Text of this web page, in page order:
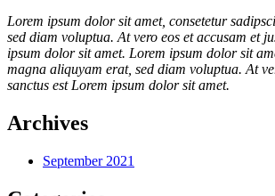
Lorem ipsum dolor sit amet, consetetur
sed diam voluptua. At vero eos et accusam et
ipsum dolor sit amet. Lorem ipsum dolor sit
magna aliquyam erat, sed diam voluptua. At
sanctus est Lorem ipsum dolor sit amet.
Archives
September 2021